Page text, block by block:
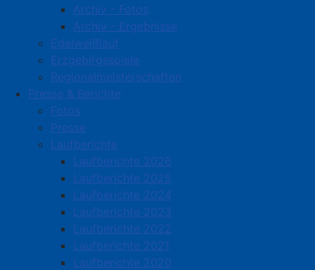
Archiv - Fotos
Archiv - Ergebnisse
Edelweißlauf
Erzgebirgsspiele
Regionalmeisterschaften
Presse & Berichte
Fotos
Presse
Laufberichte
Laufberichte 2026
Laufberichte 2025
Laufberichte 2024
Laufberichte 2023
Laufberichte 2022
Laufberichte 2021
Laufberichte 2020